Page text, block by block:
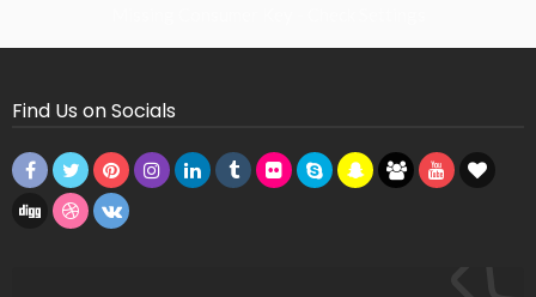
Find Us on Socials